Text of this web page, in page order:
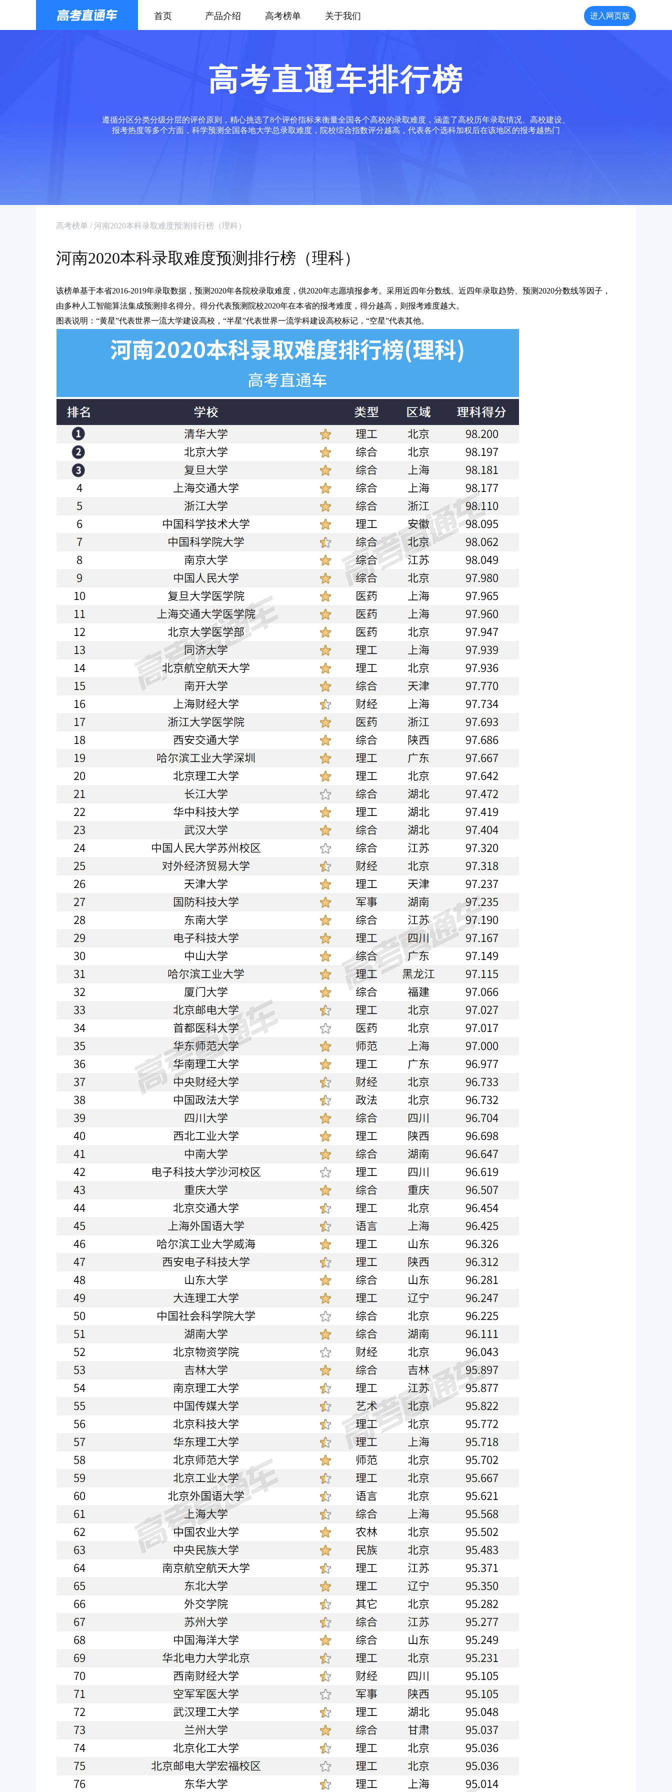
首页 产品介绍 高考榜单 关于我们 进入网页版
高考直通车排行榜
遵循分区分类分级分层的评价原则，精心挑选了8个评价指标来衡量全国各个高校的录取难度，涵盖了高校历年录取情况、高校建设、
报考热度等多个方面，科学预测全国各地大学总录取难度，院校综合指数评分越高，代表各个选科加权后在该地区的报考越热门
高考榜单 / 河南2020本科录取难度预测排行榜（理科）
河南2020本科录取难度预测排行榜（理科）
该榜单基于本省2016-2019年录取数据，预测2020年各院校录取难度，供2020年志愿填报参考。采用近四年分数线、近四年录取趋势、预测2020分数线等因子，
由多种人工智能算法集成预测排名得分。得分代表预测院校2020年在本省的报考难度，得分越高，则报考难度越大。
图表说明：“黄星”代表世界一流大学建设高校，“半星”代表世界一流学科建设高校标记，“空星”代表其他。